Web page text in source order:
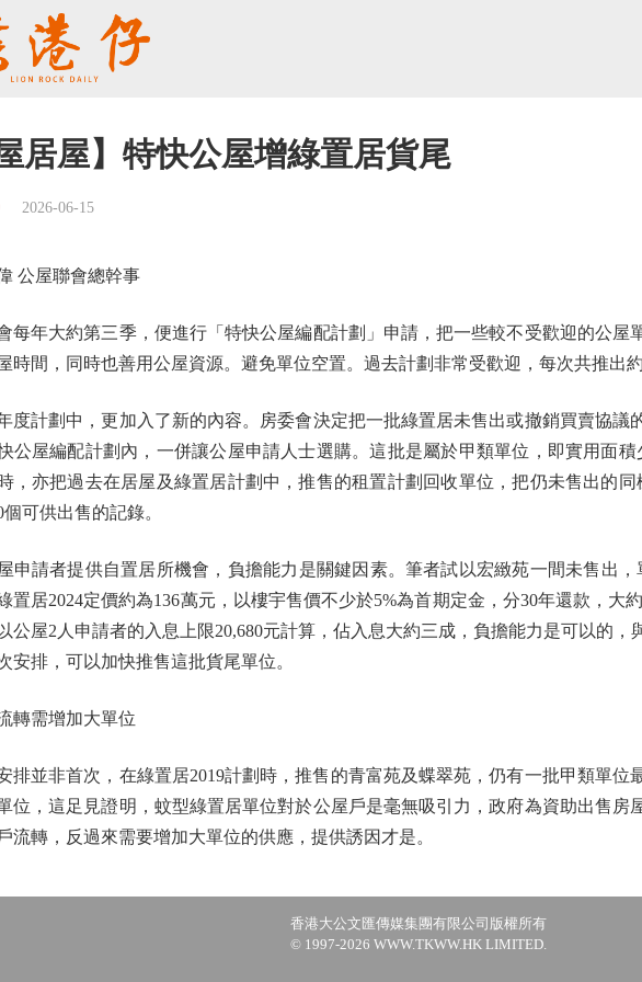
居屋】特快公屋增綠置居貨尾
2026-06-15
屋聯會總幹事
大約第三季，便進行「特快公屋編配計劃」申請，把一些較不受歡迎的公屋單
時間，同時也善用公屋資源。避免單位空置。過去計劃非常受歡迎，每次共推出約
劃中，更加入了新的內容。房委會決定把一批綠置居未售出或撤銷買賣協議
公屋編配計劃內，一併讓公屋申請人士選購。這批是屬於甲類單位，即實用面積
，亦把過去在居屋及綠置居計劃中，推售的租置計劃回收單位，把仍未售出的
可供出售的記錄。
請者提供自置居所機會，負擔能力是關鍵因素。筆者試以宏緻苑一間未售出，
置居2024定價約為136萬元，以樓宇售價不少於5%為首期定金，分30年還款，大
公屋2人申請者的入息上限20,680元計算，佔入息大約三成，負擔能力是可以的，
安排，可以加快推售這批貨尾單位。
需增加大單位
並非首次，在綠置居2019計劃時，推售的青富苑及蝶翠苑，仍有一批甲類單位
位，這足見證明，蚊型綠置居單位對於公屋戶是毫無吸引力，政府為資助出售房
流轉，反過來需要增加大單位的供應，提供誘因才是。
香港大公文匯傳媒集團有限公司版權所有
© 1997-2026 WWW.TKWW.HK LIMITED.